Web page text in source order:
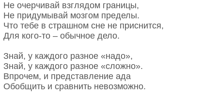
Не очерчивай взглядом границы,
Не придумывай мозгом пределы.
Что тебе в страшном сне не приснится,
Для кого-то – обычное дело.
Знай, у каждого разное «надо»,
Знай, у каждого разное «сложно».
Впрочем, и представление ада
Обобщить и сравнить невозможно.